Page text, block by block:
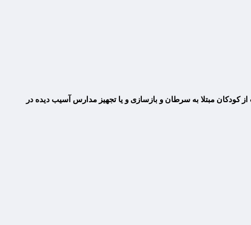
مبتلا به سرطان و بازسازی و یا تجهیز مدارس آسیب دیده در